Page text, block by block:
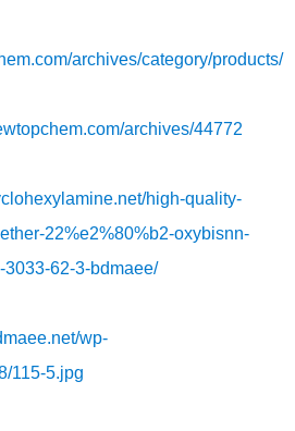
archives/category/products/
archives/44772
high-quality-
22%e2%80%b2-oxybisnn-
62-3-bdmaee/
wp-
115-5.jpg